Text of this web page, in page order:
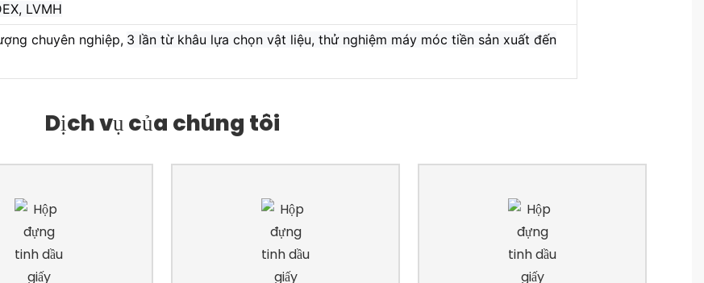
LVMH
chuyên nghiệp, 3 lần từ khâu lựa chọn vật liệu, thử nghiệm máy móc tiền sản xuất đến
Dịch vụ của chúng tôi